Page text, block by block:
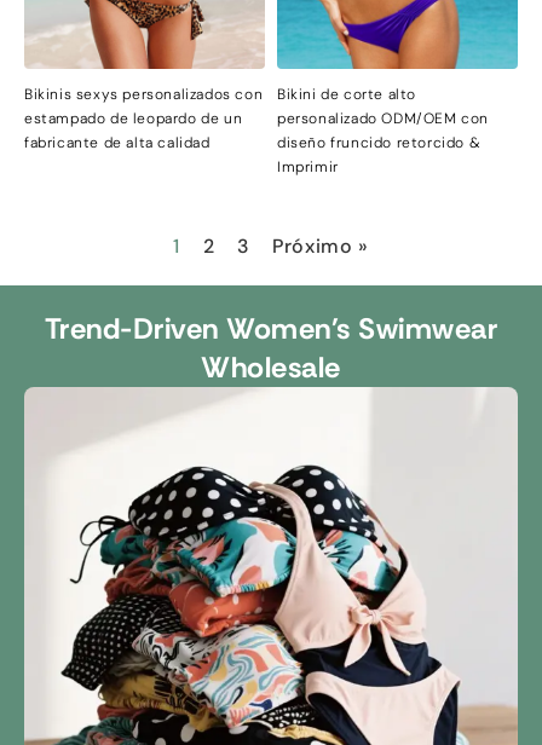
Bikinis sexys personalizados con
estampado de leopardo de un
fabricante de alta calidad
Bikini de corte alto
personalizado ODM/OEM con
diseño fruncido retorcido &
Imprimir
1 2 3 Próximo »
Trend-Driven Women's Swimwear
Wholesale